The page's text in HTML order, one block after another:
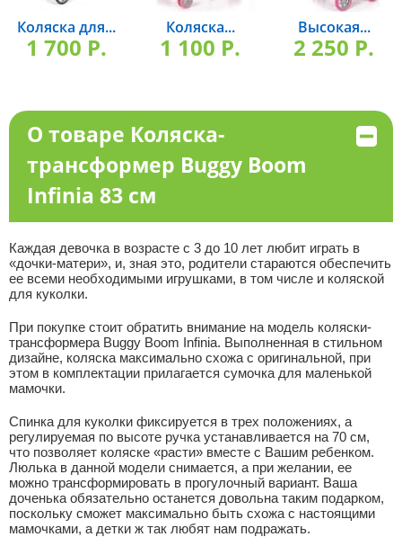
Коляска для...
1 700 P.
Коляска...
1 100 P.
Высокая...
2 250 P.
О товаре Коляска-
трансформер Buggy Boom
Infinia 83 см
Каждая девочка в возрасте с 3 до 10 лет любит играть в
«дочки-матери», и, зная это, родители стараются обеспечить
ее всеми необходимыми игрушками, в том числе и коляской
для куколки.
При покупке стоит обратить внимание на модель коляски-
трансформера Buggy Boom Infinia. Выполненная в стильном
дизайне, коляска максимально схожа с оригинальной, при
этом в комплектации прилагается сумочка для маленькой
мамочки.
Спинка для куколки фиксируется в трех положениях, а
регулируемая по высоте ручка устанавливается на 70 см,
что позволяет коляске «расти» вместе с Вашим ребенком.
Люлька в данной модели снимается, а при желании, ее
можно трансформировать в прогулочный вариант. Ваша
доченька обязательно останется довольна таким подарком,
поскольку сможет максимально быть схожа с настоящими
мамочками, а детки ж так любят нам подражать.